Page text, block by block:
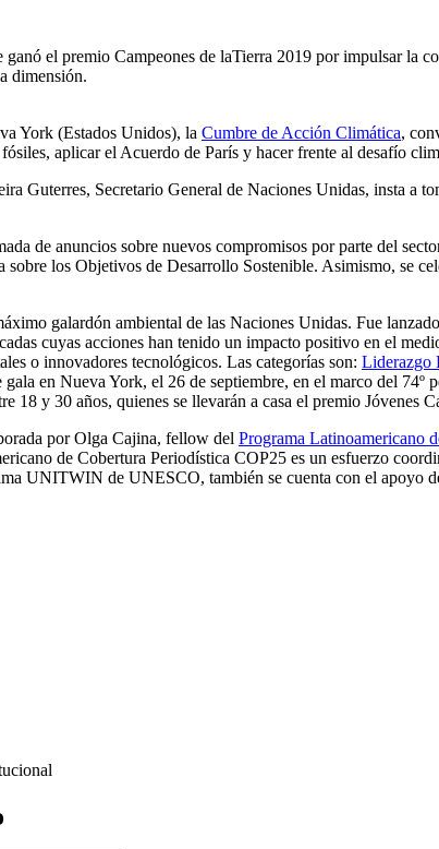
el premio Campeones de laTierra 2019 por impulsar la
dimensión.
York (Estados Unidos), la Cumbre de Acción Climática,
aplicar el Acuerdo de París y hacer frente al desafío
Guterres, Secretario General de Naciones Unidas, insta a
de anuncios sobre nuevos compromisos por parte del
los Objetivos de Desarrollo Sostenible. Asimismo, se
galardón ambiental de las Naciones Unidas. Fue
cuyas acciones han tenido un impacto positivo en el
o innovadores tecnológicos. Las categorías son: Liderazgo
en Nueva York, el 26 de septiembre, en el marco del
18 y 30 años, quienes se llevarán a casa el premio Jóvenes
por Olga Cajina, fellow del Programa Latinoamericano
de Cobertura Periodística COP25 es un esfuerzo
UNITWIN de UNESCO, también se cuenta con el apoyo